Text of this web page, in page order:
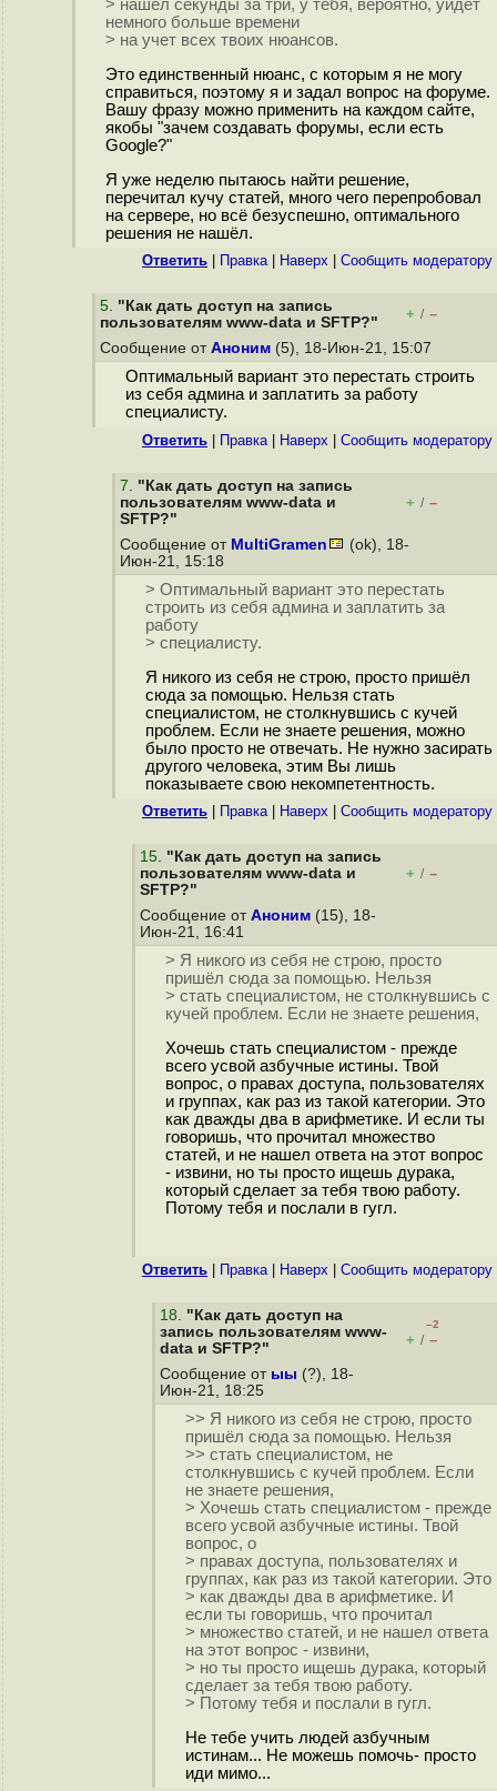
> нашел секунды за три, у тебя, вероятно, уйдет
немного больше времени
> на учет всех твоих нюансов.
Это единственный нюанс, с которым я не могу
справиться, поэтому я и задал вопрос на форуме.
Вашу фразу можно применить на каждом сайте,
якобы "зачем создавать форумы, если есть
Google?"
Я уже неделю пытаюсь найти решение,
перечитал кучу статей, много чего перепробовал
на сервере, но всё безуспешно, оптимального
решения не нашёл.
Ответить Правка| Наверх Cообщить модератору
5. "Как дать доступ на запись
пользователям www-data и SFTP?"
+ / –
Сообщение от Аноним (5), 18-Июн-21, 15:07
Оптимальный вариант это перестать строить
из себя админа и заплатить за работу
специалисту.
Ответить Правка| Наверх Cообщить модератору
7. "Как дать доступ на запись
пользователям www-data и
SFTP?"
+ / –
Сообщение от MultiGramen
(ok), 18-
Июн-21, 15:18
> Оптимальный вариант это перестать
строить из себя админа и заплатить за
работу
> специалисту.
Я никого из себя не строю, просто пришёл
сюда за помощью. Нельзя стать
специалистом, не столкнувшись с кучей
проблем. Если не знаете решения, можно
было просто не отвечать. Не нужно засирать
другого человека, этим Вы лишь
показываете свою некомпетентность.
Ответить Правка| Наверх Cообщить модератору
15. "Как дать доступ на запись
пользователям www-data и
SFTP?"
+ / –
Сообщение от Аноним (15), 18-
Июн-21, 16:41
> Я никого из себя не строю, просто
пришёл сюда за помощью. Нельзя
> стать специалистом, не столкнувшись с
кучей проблем. Если не знаете решения,
Хочешь стать специалистом - прежде
всего усвой азбучные истины. Твой
вопрос, о правах доступа, пользователях
и группах, как раз из такой категории. Это
как дважды два в арифметике. И если ты
говоришь, что прочитал множество
статей, и не нашел ответа на этот вопрос
- извини, но ты просто ищешь дурака,
который сделает за тебя твою работу.
Потому тебя и послали в гугл.
Ответить Правка| Наверх Cообщить модератору
18. "Как дать доступ на
запись пользователям www-
data и SFTP?"
–2
+ / –
Сообщение от ыы (?), 18-
Июн-21, 18:25
>> Я никого из себя не строю, просто
пришёл сюда за помощью. Нельзя
>> стать специалистом, не
столкнувшись с кучей проблем. Если
не знаете решения,
> Хочешь стать специалистом - прежде
всего усвой азбучные истины. Твой
вопрос, о
> правах доступа, пользователях и
группах, как раз из такой категории. Это
> как дважды два в арифметике. И
если ты говоришь, что прочитал
> множество статей, и не нашел ответа
на этот вопрос - извини,
> но ты просто ищешь дурака, который
сделает за тебя твою работу.
> Потому тебя и послали в гугл.
Не тебе учить людей азбучным
истинам... Не можешь помочь- просто
иди мимо...